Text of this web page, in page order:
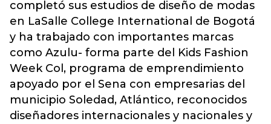
completó sus estudios de diseño de modas
en LaSalle College International de Bogotá
y ha trabajado con importantes marcas
como Azulu- forma parte del Kids Fashion
Week Col, programa de emprendimiento
apoyado por el Sena con empresarias del
municipio Soledad, Atlántico, reconocidos
diseñadores internacionales y nacionales y